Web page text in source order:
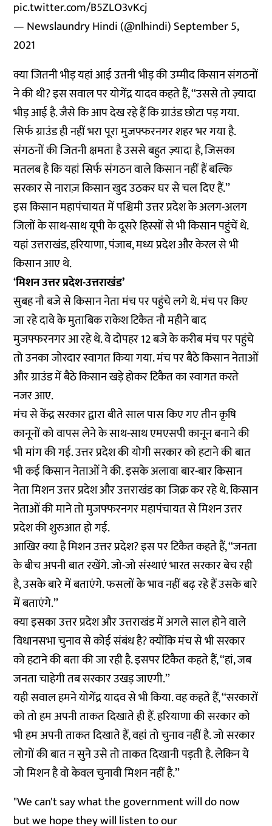
pic.twitter.com/B5ZLO3vKcj
— Newslaundry Hindi (@nlhindi)September 5,
2021
क्या जितनी भीड़ यहां आई उतनी भीड़ की उम्मीद किसान संगठनों
ने की थी? इस सवाल पर योगेंद्र यादव कहते हैं, ‘‘उससे तो ज़्यादा
भीड़ आई है. जैसे कि आप देख रहे हैं कि ग्राउंड छोटा पड़ गया.
सिर्फ ग्राउंड ही नहीं भरा पूरा मुजफ्फरनगर शहर भर गया है.
संगठनों की जितनी क्षमता है उससे बहुत ज़्यादा है, जिसका
मतलब है कि यहां सिर्फ संगठन वाले किसान नहीं हैं बल्कि
सरकार से नाराज़ किसान खुद उठकर घर से चल दिए हैं.’’
इस किसान महापंचायत में पश्चिमी उत्तर प्रदेश के अलग-अलग
जिलों के साथ-साथ यूपी के दूसरे हिस्सों से भी किसान पहुंचें थे.
यहां उत्तराखंड, हरियाणा, पंजाब, मध्य प्रदेश और केरल से भी
किसान आए थे.
‘मिशन उत्तर प्रदेश-उत्तराखंड’
सुबह नौ बजे से किसान नेता मंच पर पहुंचे लगे थे. मंच पर किए
जा रहे दावे के मुताबिक राकेश टिकैत नौ महीने बाद
मुजफ्फरनगर आ रहे थे. वे दोपहर 12 बजे के करीब मंच पर पहुंचे
तो उनका जोरदार स्वागत किया गया. मंच पर बैठे किसान नेताओं
और ग्राउंड में बैठे किसान खड़े होकर टिकैत का स्वागत करते
नजर आए.
मंच से केंद्र सरकार द्वारा बीते साल पास किए गए तीन कृषि
कानूनों को वापस लेने के साथ-साथ एमएसपी कानून बनाने की
भी मांग की गई. उत्तर प्रदेश की योगी सरकार को हटाने की बात
भी कई किसान नेताओं ने की. इसके अलावा बार-बार किसान
नेता मिशन उत्तर प्रदेश और उत्तराखंड का जिक्र कर रहे थे. किसान
नेताओं की माने तो मुजफ्फरनगर महापंचायत से मिशन उत्तर
प्रदेश की शुरुआत हो गई.
आखिर क्या है मिशन उत्तर प्रदेश? इस पर टिकैत कहते हैं, ‘‘जनता
के बीच अपनी बात रखेंगे. जो-जो संस्थाएं भारत सरकार बेच रही
है, उसके बारे में बताएंगे. फसलों के भाव नहीं बढ़ रहे हैं उसके बारे
में बताएंगे.’’
क्या इसका उत्तर प्रदेश और उत्तराखंड में अगले साल होने वाले
विधानसभा चुनाव से कोई संबंध है? क्योंकि मंच से भी सरकार
को हटाने की बता की जा रही है. इसपर टिकैत कहते हैं, ‘‘हां, जब
जनता चाहेगी तब सरकार उखड़ जाएगी.’’
यही सवाल हमने योगेंद्र यादव से भी किया. वह कहते हैं, ‘‘सरकारों
को तो हम अपनी ताकत दिखाते ही हैं. हरियाणा की सरकार को
भी हम अपनी ताकत दिखाते हैं, वहां तो चुनाव नहीं है. जो सरकार
लोगों की बात न सुने उसे तो ताकत दिखानी पड़ती है. लेकिन ये
जो मिशन है वो केवल चुनावी मिशन नहीं है.’’
"We can't say what the government will do now
but we hope they will listen to our